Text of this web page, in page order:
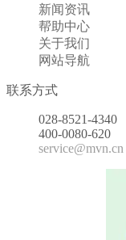
新闻资讯
帮助中心
关于我们
网站导航
联系方式
028-8521-4340
400-0080-620
service@mvn.cn